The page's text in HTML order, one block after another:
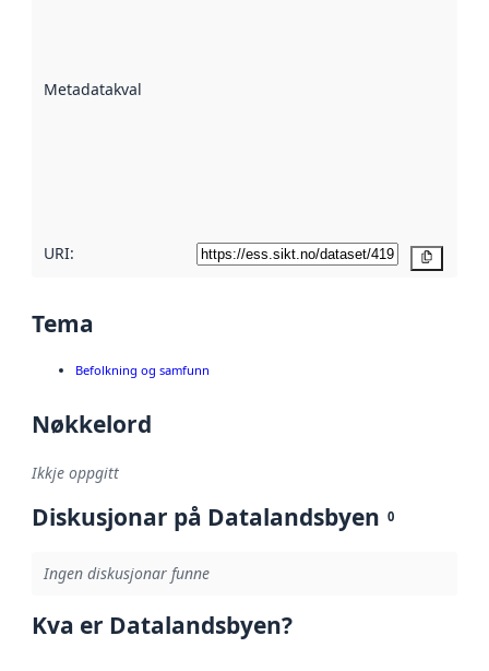
Metadatakvalitet
URI:
Tema
Befolkning og samfunn
Nøkkelord
Ikkje oppgitt
Diskusjonar på Datalandsbyen 0
Ingen diskusjonar funne
Kva er Datalandsbyen?